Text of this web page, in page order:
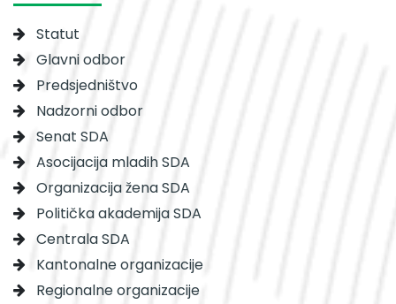
Statut
Glavni odbor
Predsjedništvo
Nadzorni odbor
Senat SDA
Asocijacija mladih SDA
Organizacija žena SDA
Politička akademija SDA
Centrala SDA
Kantonalne organizacije
Regionalne organizacije